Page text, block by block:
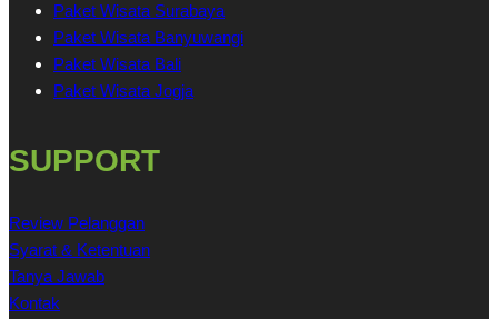
Paket Wisata Surabaya
Paket Wisata Banyuwangi
Paket Wisata Bali
Paket Wisata Jogja
SUPPORT
Review Pelanggan
Syarat & Ketentuan
Tanya Jawab
Kontak